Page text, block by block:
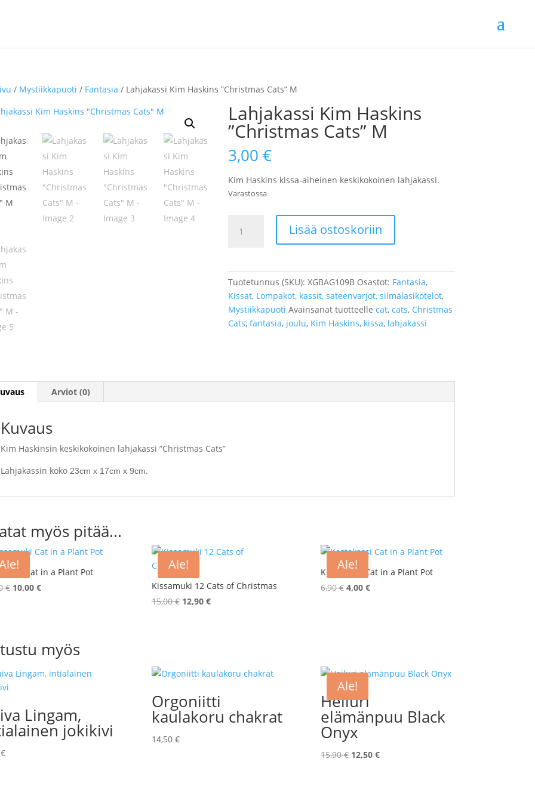
/ Mystiikkapuoti / Fantasia / Lahjakassi Kim Haskins ”Christmas Cats” M
Lahjakassi Kim Haskins
”Christmas Cats” M
3,00 €
Kim Haskins kissa-aiheinen keskikokoinen lahjakassi.
Varastossa
Kim
M
määrä
Lisää ostoskoriin
Tuotetunnus (SKU): XGBAG109B Osastot: Fantasia,
Kissat, Lompakot, kassit, sateenvarjot, silmälasikotelot,
Mystiikkapuoti Avainsanat tuotteelle cat, cats, Christmas
Cats, fantasia, joulu, Kim Haskins, kissa, lahjakassi
Arviot (0)
Kuvaus
Kim Haskinsin keskikokoinen lahjakassi ”Christmas Cats”
Lahjakassin koko 23cm x 17cm x 9cm.
myös pitää...
Cat in a Plant Pot
€ Alkuperäinen
10,00 €Nykyinen
Ale!
Kissamuki 12 Cats of Christmas
15,00€ Alkuperäinen
12,90 €Nykyinen
Ale!
Kestokassi Cat in a Plant Pot
6,90€ Alkuperäinen
4,00€Nykyinen
myös
Lingam,
jokikivi
€
Orgoniitti
kaulakoru chakrat
14,50 €
Ale!
Heiluri
elämänpuu Black
Onyx
15,90€ Alkuperäinen
12,50€Nykyinen